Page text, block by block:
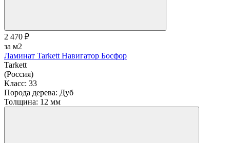
2 470 ₽
за м2
Ламинат Tarkett Навигатор Босфор
Tarkett
(Россия)
Класс: 33
Порода дерева: Дуб
Толщина: 12 мм